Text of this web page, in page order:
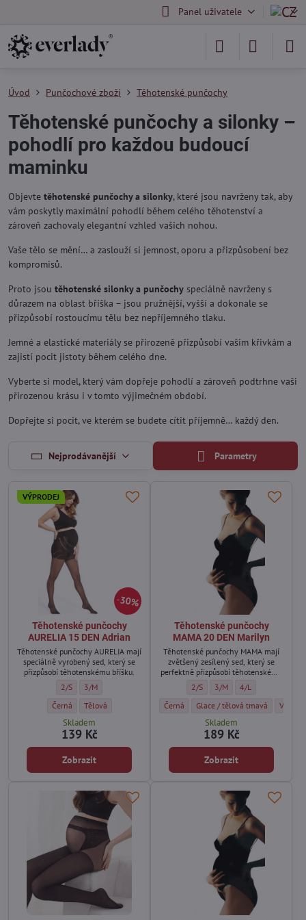
Panel uživatele
Úvod Punčochové zboží Těhotenské punčochy
Těhotenské punčochy a silonky –
pohodlí pro každou budoucí
maminku
Objevte těhotenské punčochy a silonky, které jsou navrženy tak, aby
vám poskytly maximální pohodlí během celého těhotenství a
zároveň zachovaly elegantní vzhled vašich nohou.
Vaše tělo se mění… a zaslouží si jemnost, oporu a přizpůsobení bez
kompromisů.
Proto jsou těhotenské silonky a punčochy speciálně navrženy s
důrazem na oblast bříška – jsou pružnější, vyšší a dokonale se
přizpůsobí rostoucímu tělu bez nepříjemného tlaku.
Jemné a elastické materiály se přirozeně přizpůsobí vašim křivkám a
zajistí pocit jistoty během celého dne.
Vyberte si model, který vám dopřeje pohodlí a zároveň podtrhne vaši
přirozenou krásu i v tomto výjimečném období.
Dopřejte si pocit, ve kterém se budete cítit příjemně… každý den.
Nejprodávanější Parametry
30%
VÝPRODEJ
Těhotenské punčochy
AURELIA 15 DEN Adrian
Těhotenské punčochy AURELIA mají
speciálně vyrobený sed, který se
přizpůsobí těhotenskému bříšku.
Těhotenské punčochy AURELIA 15 DEN Adrian - Velikost:
2/S Těhotenské punčochy AURELIA 15 DEN Adrian - Velikost:
3/M
Těhotenské punčochy AURELIA 15 DEN Adrian - Barva:
Černá Těhotenské punčochy AURELIA 15 DEN Adrian - Barva:
Tělová
Skladem
139 Kč
Zobrazit
Těhotenské punčochy
MAMA 20 DEN Marilyn
Těhotenské punčochy MAMA mají
zvětšený zesílený sed, který se
perfektně přizpůsobí těhotenskému
Těhotenské punčochy MAMA 20
2/S Těhotenské punčochy
3/M Těhotenské
4/L
Těhotenské punčochy MAMA 20 DEN
Černá Těhotenské punčochy MAMA
Glace / tělová tmavá Visone
Skladem
189 Kč
Zobrazit